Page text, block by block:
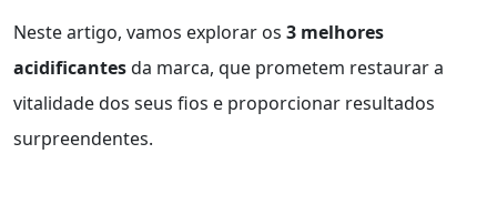
Neste artigo, vamos explorar os 3 melhores
acidificantesda marca, que prometem restaurar a
vitalidade dos seus fios e proporcionar resultados
surpreendentes.